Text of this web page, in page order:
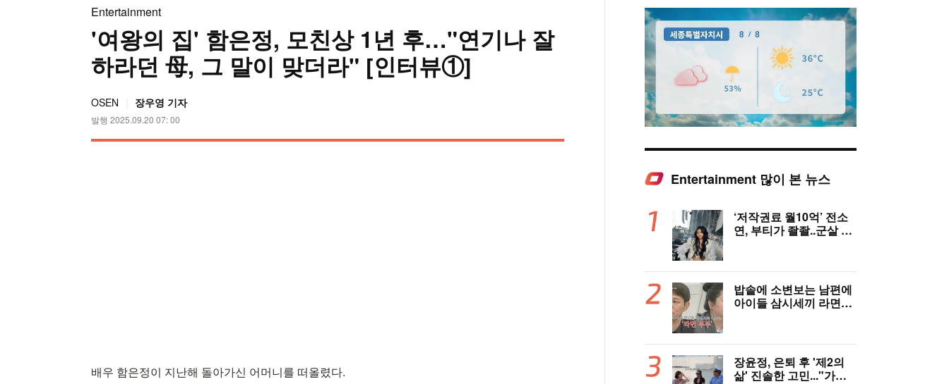
Entertainment
'여왕의 집' 함은정, 모친상 1년 후…"연기나 잘
하라던 母, 그 말이 맞더라" [인터뷰①]
OSEN 장우영 기자
발행 2025.09.20 07: 00
배우 함은정이 지난해 돌아가신 어머니를 떠올렸다.
Mute
Entertainment 많이 본 뉴스
‘저작권료 월10억’ 전소
연, 부티가 좔좔..군살 제
밥솥에 소변보는 남편에
아이들 삼시세끼 라면…
장윤정, 은퇴 후 '제2의
삶' 진솔한 고민..."가수